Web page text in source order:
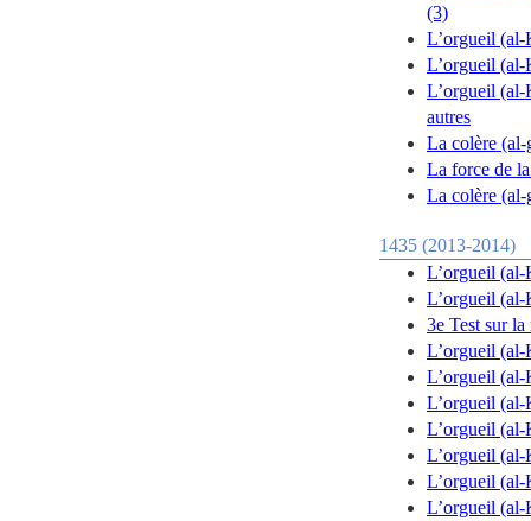
(3)
L’orgueil (al-
L’orgueil (al-
L’orgueil (al-
autres
La colère
La force de
La colère
1435 (2013-2014)
L’orgueil
L’orgueil
3e Test sur
L’orgueil
L’orgueil
L’orgueil
L’orgueil
L’orgueil (al-
L’orgueil (al-
L’orgueil